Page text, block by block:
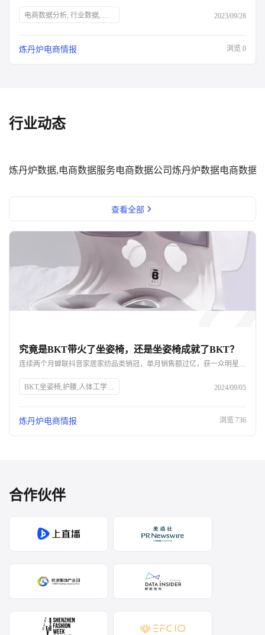
电商数据分析, 行业数据, 品牌数据, 店铺数据, 商品数据, 炼丹炉, 双十一大促, 运营表格, 行业报告, 面试资料, 电商干货包, 免费领取, 大促销售目标规划, 流量渠道复盘, 会员数据复盘, 电商部门绩效晋升, 电商运营利润分析, 出入库明细登记, 库存预警, 电商推广运营计划, 店铺运营每日流水记账, 店铺运营成本统计, 数据洞察, 市场消费趋势, 数字化驱动, 佛系经济, 大健康趋势, 护肤品功能性原料, 户外行业机会点, 男士护肤, 演出经济增长, 年轻人观察 2023/09/28
炼丹炉电商情报 浏览 0
行业动态
炼丹炉数据,电商数据服务电商数据公司炼丹炉数据电商数据
查看全部
究竟是BKT带火了坐姿椅，还是坐姿椅成就了BKT？
连续两个月蝉联抖音家居家纺品类销冠，单月销售额过亿，获一众明星网红力挺，BKT如何凭借一款坐姿椅实现声量销量双开花？ 即便不断被质疑是“智商税”，好评率却依旧高达98%，成为打工人的新一代工位搭子，BKT坐姿椅爆单的背后，又命中了哪些网红密码？ 究竟是BKT带火了坐姿椅，还是坐姿椅成就了BKT呢？
BKT,坐姿椅,护腰,人体工学,抖音,家居家纺,销量,网红,品牌力,电商布局,直播带货,消费者需求 2024/09/05
炼丹炉电商情报 浏览 736
合作伙伴